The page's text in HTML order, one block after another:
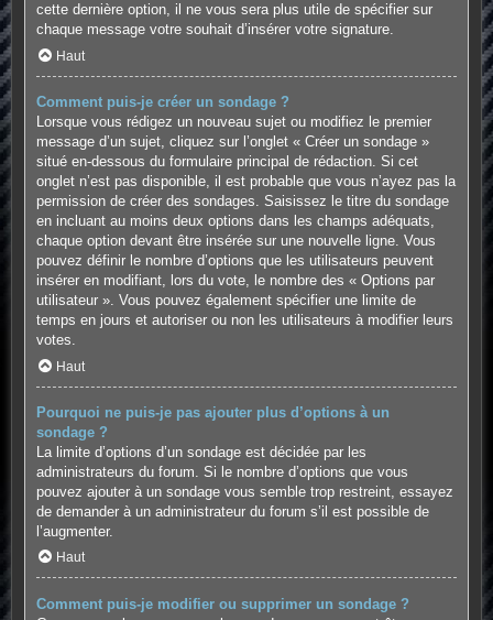
cette dernière option, il ne vous sera plus utile de spécifier sur
chaque message votre souhait d’insérer votre signature.
Haut
Comment puis-je créer un sondage ?
Lorsque vous rédigez un nouveau sujet ou modifiez le premier
message d’un sujet, cliquez sur l’onglet « Créer un sondage »
situé en-dessous du formulaire principal de rédaction. Si cet
onglet n’est pas disponible, il est probable que vous n’ayez pas la
permission de créer des sondages. Saisissez le titre du sondage
en incluant au moins deux options dans les champs adéquats,
chaque option devant être insérée sur une nouvelle ligne. Vous
pouvez définir le nombre d’options que les utilisateurs peuvent
insérer en modifiant, lors du vote, le nombre des « Options par
utilisateur ». Vous pouvez également spécifier une limite de
temps en jours et autoriser ou non les utilisateurs à modifier leurs
votes.
Haut
Pourquoi ne puis-je pas ajouter plus d’options à un
sondage ?
La limite d’options d’un sondage est décidée par les
administrateurs du forum. Si le nombre d’options que vous
pouvez ajouter à un sondage vous semble trop restreint, essayez
de demander à un administrateur du forum s’il est possible de
l’augmenter.
Haut
Comment puis-je modifier ou supprimer un sondage ?